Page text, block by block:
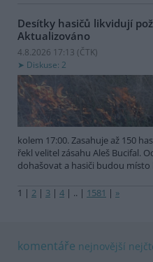
Desítky hasičů likvidují
Aktualizováno
4.8.2026 17:13 (ČTK)
Diskuse: 2
kolem 17:00. Zasahuje až 150
řekl velitel zásahu Aleš Bucifal.
dohašovat a hasiči budou
1 | 2 | 3 | 4 | .. | 1581 | »
komentáře nejnovější